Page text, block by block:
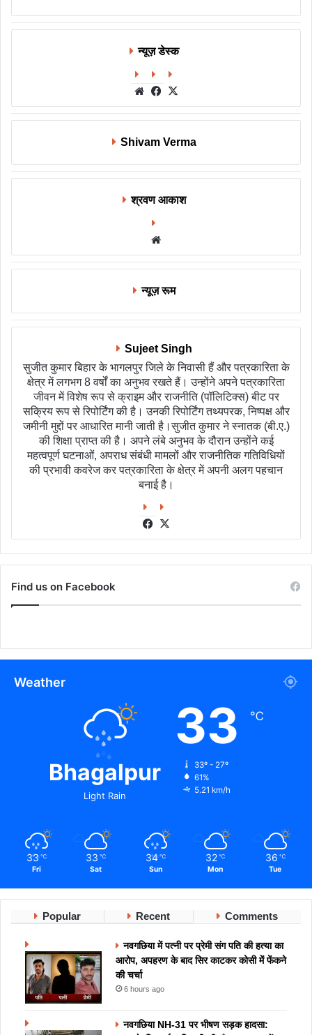
न्यूज़ डेस्क
WebsiteFacebook
Shivam Verma
श्रवण आकाश
न्यूज़ रूम
Sujeet Singh
सुजीत कुमार बिहार के भागलपुर जिले के निवासी हैं और पत्रकारिता के
क्षेत्र में लगभग 8 वर्षों का अनुभव रखते हैं। उन्होंने अपने पत्रकारिता
जीवन में विशेष रूप से क्राइम और राजनीति (पॉलिटिक्स) बीट पर
सक्रिय रूप से रिपोर्टिंग की है। उनकी रिपोर्टिंग तथ्यपरक, निष्पक्ष और
जमीनी मुद्दों पर आधारित मानी जाती है।सुजीत कुमार ने स्नातक (बी.ए.)
की शिक्षा प्राप्त की है। अपने लंबे अनुभव के दौरान उन्होंने कई
महत्वपूर्ण घटनाओं, अपराध संबंधी मामलों और राजनीतिक गतिविधियों
की प्रभावी कवरेज कर पत्रकारिता के क्षेत्र में अपनी अलग पहचान
बनाई है।
Facebook
Find us on Facebook
Weather
Bhagalpur
Light Rain
33 ℃
33º - 27º
61%
5.21 km/h
33 ℃
Fri
33 ℃
Sat
34 ℃
Sun
32 ℃
Mon
36 ℃
Tue
Popular Recent Comments
नवगछिया में पत्नी पर प्रेमी संग पति की हत्या का
आरोप, अपहरण के बाद सिर काटकर कोसी में फेंकने
की चर्चा
6 hours ago
नवगछिया NH-31 पर भीषण सड़क हादसा: